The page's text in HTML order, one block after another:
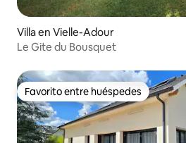
Villa en Vielle-Adour
Le Gite du Bousquet
Favorito entre huéspedes
Favorito entre huéspedes